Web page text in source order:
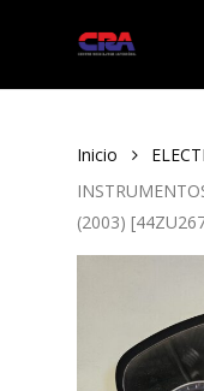
Inicio
(2003)